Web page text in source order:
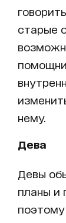
старые
нему.
Дева
Девы
планы и